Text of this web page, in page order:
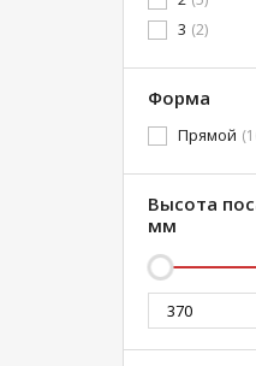
3 (2)
Форма
Прямой
Высота
мм